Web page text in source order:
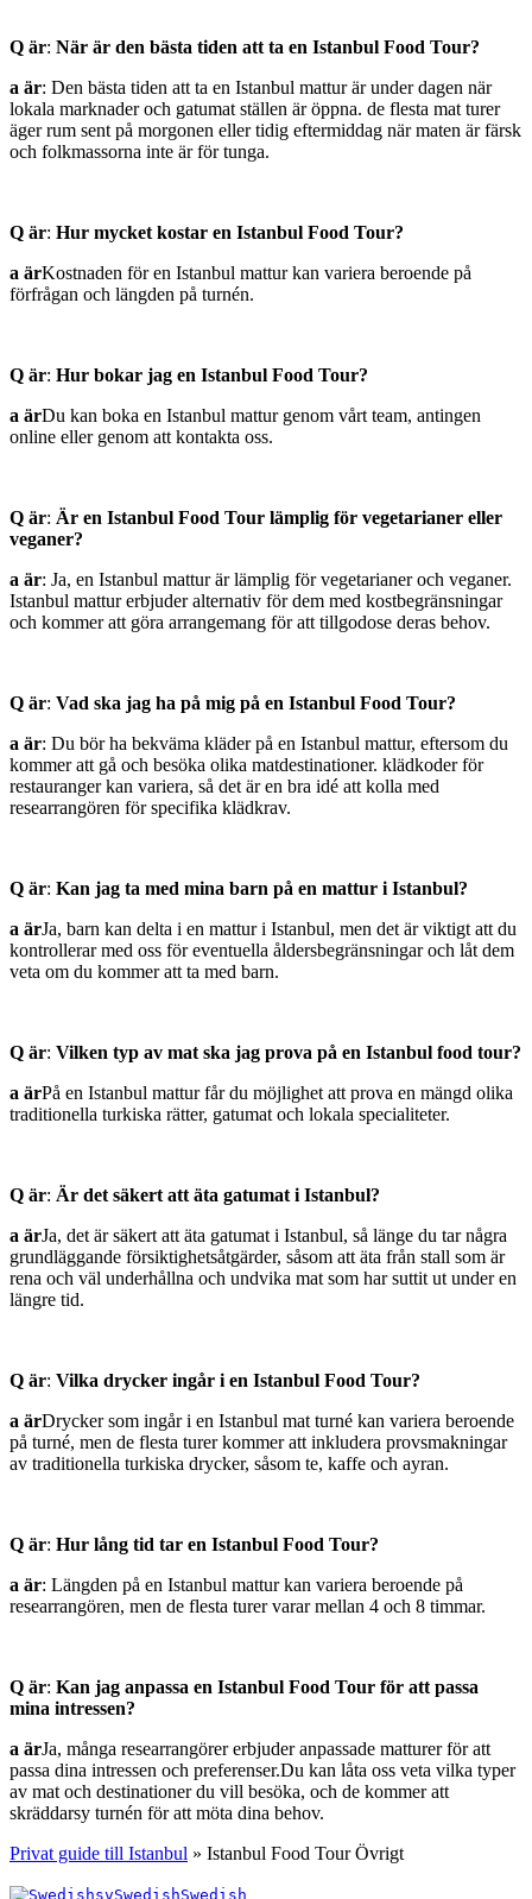
Q är: När är den bästa tiden att ta en Istanbul Food Tour?
a är: Den bästa tiden att ta en Istanbul mattur är under dagen när
lokala marknader och gatumat ställen är öppna. de flesta mat turer
äger rum sent på morgonen eller tidig eftermiddag när maten är färsk
och folkmassorna inte är för tunga.
Q är: Hur mycket kostar en Istanbul Food Tour?
a ärKostnaden för en Istanbul mattur kan variera beroende på
förfrågan och längden på turnén.
Q är: Hur bokar jag en Istanbul Food Tour?
a ärDu kan boka en Istanbul mattur genom vårt team, antingen
online eller genom att kontakta oss.
Q är: Är en Istanbul Food Tour lämplig för vegetarianer eller
veganer?
a är: Ja, en Istanbul mattur är lämplig för vegetarianer och veganer.
Istanbul mattur erbjuder alternativ för dem med kostbegränsningar
och kommer att göra arrangemang för att tillgodose deras behov.
Q är: Vad ska jag ha på mig på en Istanbul Food Tour?
a är: Du bör ha bekväma kläder på en Istanbul mattur, eftersom du
kommer att gå och besöka olika matdestinationer. klädkoder för
restauranger kan variera, så det är en bra idé att kolla med
researrangören för specifika klädkrav.
Q är: Kan jag ta med mina barn på en mattur i Istanbul?
a ärJa, barn kan delta i en mattur i Istanbul, men det är viktigt att du
kontrollerar med oss för eventuella åldersbegränsningar och låt dem
veta om du kommer att ta med barn.
Q är: Vilken typ av mat ska jag prova på en Istanbul food tour?
a ärPå en Istanbul mattur får du möjlighet att prova en mängd olika
traditionella turkiska rätter, gatumat och lokala specialiteter.
Q är: Är det säkert att äta gatumat i Istanbul?
a ärJa, det är säkert att äta gatumat i Istanbul, så länge du tar några
grundläggande försiktighetsåtgärder, såsom att äta från stall som är
rena och väl underhållna och undvika mat som har suttit ut under en
längre tid.
Q är: Vilka drycker ingår i en Istanbul Food Tour?
a ärDrycker som ingår i en Istanbul mat turné kan variera beroende
på turné, men de flesta turer kommer att inkludera provsmakningar
av traditionella turkiska drycker, såsom te, kaffe och ayran.
Q är: Hur lång tid tar en Istanbul Food Tour?
a är: Längden på en Istanbul mattur kan variera beroende på
researrangören, men de flesta turer varar mellan 4 och 8 timmar.
Q är: Kan jag anpassa en Istanbul Food Tour för att passa
mina intressen?
a ärJa, många researrangörer erbjuder anpassade matturer för att
passa dina intressen och preferenser.Du kan låta oss veta vilka typer
av mat och destinationer du vill besöka, och de kommer att
skräddarsy turnén för att möta dina behov.
Privat guide till Istanbul » Istanbul Food Tour Övrigt
svSwedishSwedish